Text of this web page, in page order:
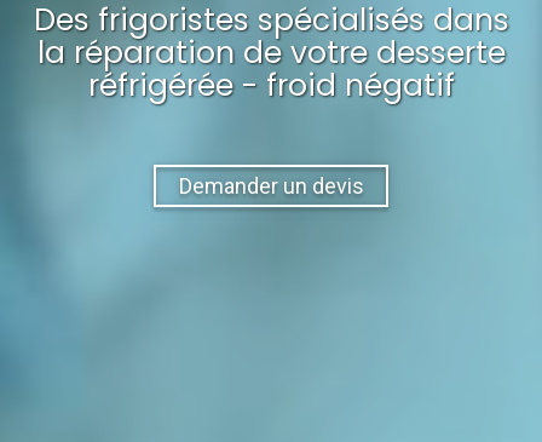
Des frigoristes spécialisés dans
la réparationde votre desserte
réfrigérée - froid négatif
Demander un devis